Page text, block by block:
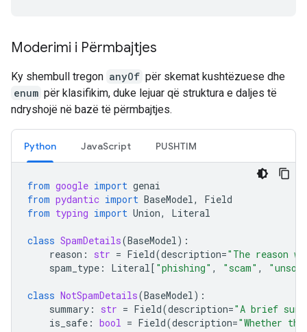
Moderimi i Përmbajtjes
Ky shembull tregon anyOf për skemat kushtëzuese dhe
enum për klasifikim, duke lejuar që struktura e daljes të
ndryshojë në bazë të përmbajtjes.
Python JavaScript PUSHTIM
from google import genai
from pydantic import BaseModel,
Field
from typing import Union, Literal
class SpamDetails(BaseModel):
reason : str = Field(description="The reason
spam_type : Literal[ "phishing" , "scam" ,
class NotSpamDetails(BaseModel):
summary : str = Field(description="A brief
is_safe : bool = Field(description="Whether